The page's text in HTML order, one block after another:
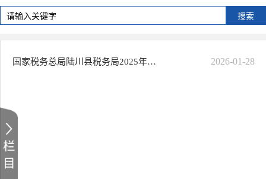
国家税务总局陆川县税务局2025年度政府信息公开工作报告 2026-01-28